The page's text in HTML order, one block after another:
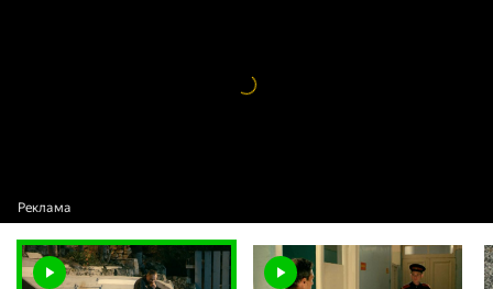
Видео
проигрыватель